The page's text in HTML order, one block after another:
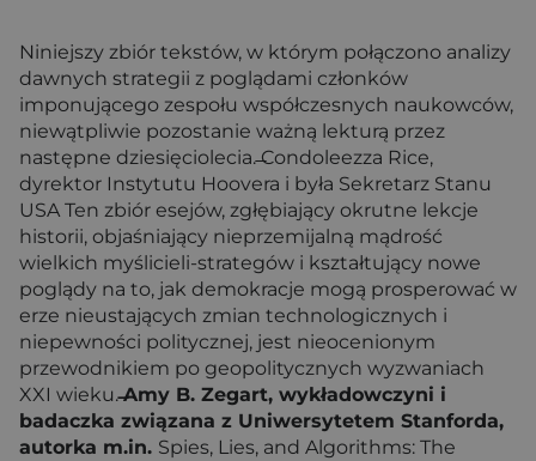
Niniejszy zbiór tekstów, w którym połączono analizy
dawnych strategii z poglądami członków
imponującego zespołu współczesnych naukowców,
niewątpliwie pozostanie ważną lekturą przez
następne dziesięciolecia. ̶Condoleezza Rice,
dyrektor Instytutu Hoovera i była Sekretarz Stanu
USA Ten zbiór esejów, zgłębiający okrutne lekcje
historii, objaśniający nieprzemijalną mądrość
wielkich myślicieli-strategów i kształtujący nowe
poglądy na to, jak demokracje mogą prosperować w
erze nieustających zmian technologicznych i
niepewności politycznej, jest nieocenionym
przewodnikiem po geopolitycznych wyzwaniach
XXI wieku.̶Amy B. Zegart, wykładowczyni i
badaczka związana z Uniwersytetem Stanforda,
autorka m.in. Spies, Lies, and Algorithms: The